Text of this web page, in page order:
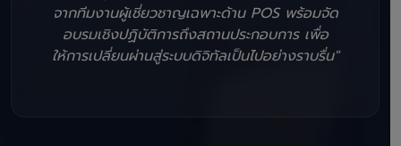
จากทีมงานผู้เชี่ยวชาญเฉพาะด้าน POS พร้อมจัด
อบรมเชิงปฏิบัติการถึงสถานประกอบการ เพื่อ
ให้การเปลี่ยนผ่านสู่ระบบดิจิทัลเป็นไปอย่างราบรื่น"